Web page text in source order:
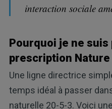
interaction sociale
Pourquoi je ne suis
prescription
Une ligne directrice
temps idéal à passer
naturelle 20-5-3. Voici